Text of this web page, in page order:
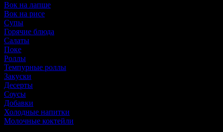
Вок на лапше
Вок на рисе
Супы
Горячие блюда
Салаты
Поке
Роллы
Темпурные роллы
Закуски
Десерты
Соусы
Добавки
Холодные напитки
Молочные коктейли